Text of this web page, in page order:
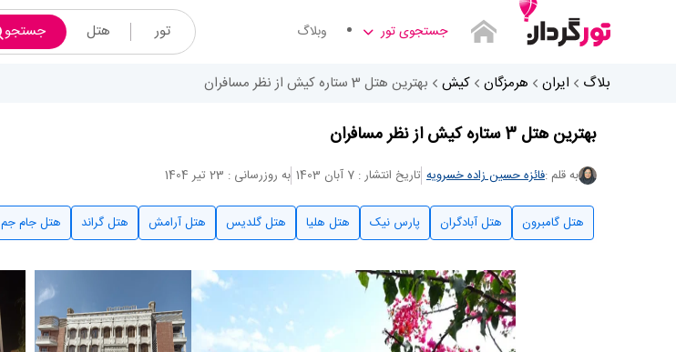
جستجوی تور وبلاگ تور هتل جستجو
بلاگ ایران هرمزگان کیش بهترین هتل 3 ستاره کیش از نظر مسافران
بهترین هتل 3 ستاره کیش از نظر مسافران
به قلم :فائزه حسین زاده خسرویه تاریخ انتشار : 7 آبان 1403 به روزرسانی : 23 تیر 1404
هتل گامبرون هتل آبادگران پارس نیک هتل هلیا هتل گلدیس هتل آرامش هتل گراند هتل جام جم